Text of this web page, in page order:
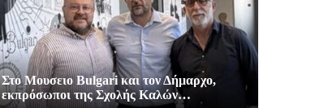
Στο Μουσειο Bulgari και τον Δήμαρχο,
εκπρόσωποι της Σχολής Καλών…